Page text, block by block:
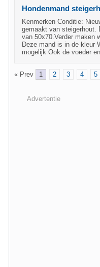
Hondenmand
Kenmerken Conditie:
gemaakt van steigerhout.
van 50x70.Verder maken
Deze mand is in de kleur
mogelijk Ook de voeder
« Prev 1 2 3 4 5
Advertentie